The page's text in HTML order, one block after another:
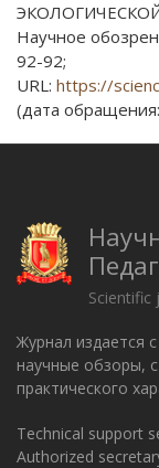
Научное
92-92;
URL: https://
(дата
Scientific
Журнал издается
научные обзоры,
практического
Technical support
Authorized